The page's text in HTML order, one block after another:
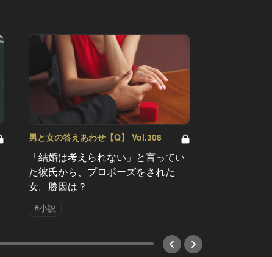
男と女の答えあわせ【Q】 Vol.308
「結婚は考えられない」と言ってい
た彼氏から、プロポーズをされた
女。勝因は？
#小説